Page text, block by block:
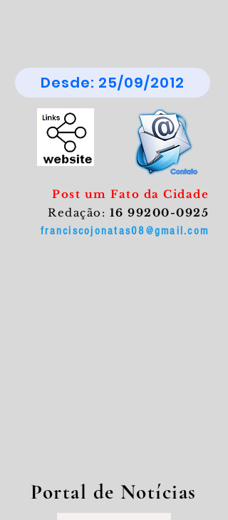
Desde: 25/09/2012
Post um Fato da Cidade
Redação: 16 99200-0925
franciscojonatas08@gmail.com
Portal de Notícias